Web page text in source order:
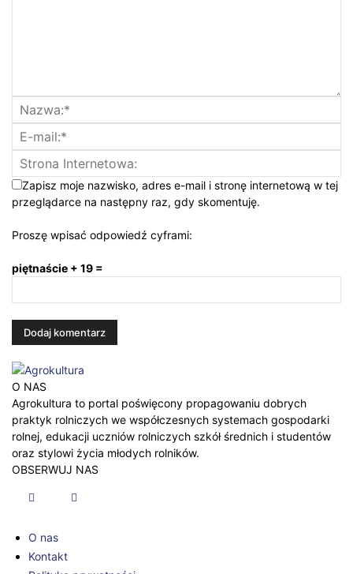
Zapisz moje nazwisko, adres e-mail i stronę internetową w tej
przeglądarce na następny raz, gdy skomentuję.
Proszę wpisać odpowiedź cyframi:
piętnaście + 19 =
O NAS
Agrokultura to portal poświęcony propagowaniu dobrych
praktyk rolniczych we współczesnych systemach gospodarki
rolnej, edukacji uczniów rolniczych szkół średnich i studentów
oraz stylowi życia młodych rolników.
OBSERWUJ NAS
O nas
Kontakt